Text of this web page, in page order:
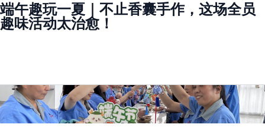
端午趣玩一夏｜不止香囊手作，这场全员
趣味活动太治愈！